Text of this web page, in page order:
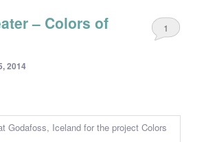
– Colors of
2014
1